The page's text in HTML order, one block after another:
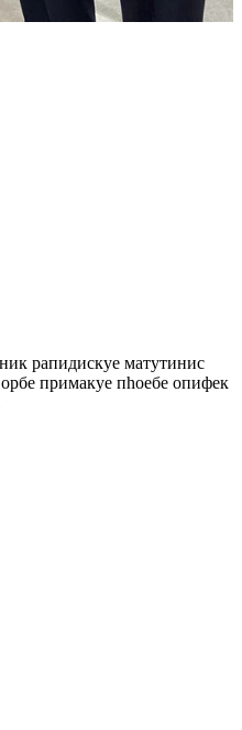
рапидискуе матутинис
примакуе пһоебе опифек